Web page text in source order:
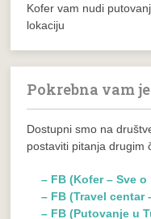
Kofer vam nudi
lokaciju
Pokrebna vam
Dostupni smo na
postaviti pitanja drugim
– FB (Kofer – Sve
– FB (Travel centar
– FB (Putovanje u